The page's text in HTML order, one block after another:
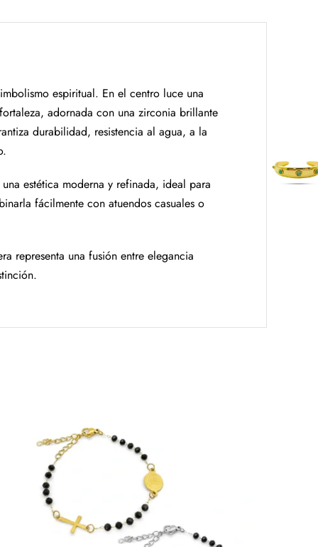
espiritual. En el centro luce una
adornada con una zirconia brillante
durabilidad, resistencia al agua, a la
estética moderna y refinada, ideal para
fácilmente con atuendos casuales o
representa una fusión entre elegancia